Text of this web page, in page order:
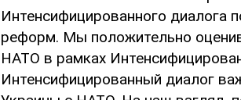
Интенсифицированного диалога
реформ. Мы положительно
НАТО в рамках
Интенсифицированный диалог